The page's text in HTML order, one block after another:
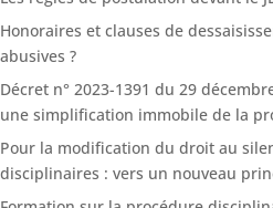
Honoraires et clauses de
abusives ?
Décret n° 2023-1391 du 29
une simplification immobile de la
Pour la modification du droit au
disciplinaires : vers un nouveau